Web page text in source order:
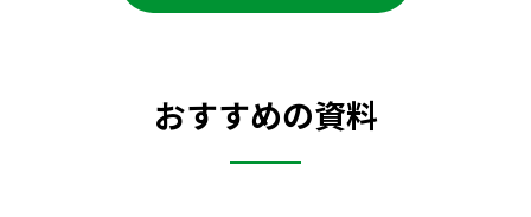
おすすめの資料